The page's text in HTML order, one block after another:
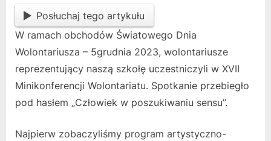
Posłuchaj tego artykułu
W ramach obchodów Światowego Dnia
Wolontariusza – 5grudnia 2023, wolontariusze
reprezentujący naszą szkołę uczestniczyli w XVII
Minikonferencji Wolontariatu. Spotkanie przebiegło
pod hasłem „Człowiek w poszukiwaniu sensu”.
Najpierw zobaczyliśmy program artystyczno-